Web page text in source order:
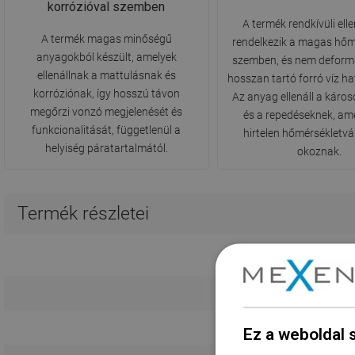
korrózióval szemben
A termék magas minőségű
anyagokból készült, amelyek
ellenállnak a mattulásnak és
korróziónak, így hosszú távon
megőrzi vonzó megjelenését és
funkcionalitását, függetlenül a
helyiség páratartalmától.
A termék rendkívüli
rendelkezik a magas
szemben, és nem
hosszan tartó forró víz
Az anyag ellenáll a
és a repedéseknek,
hirtelen
okoznak.
Termék részletei
Ez a weboldal